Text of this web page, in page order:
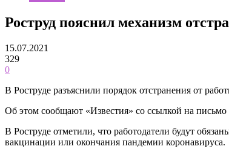
Роструд пояснил механизм
15.07.2021
329
0
В Роструде разъяснили порядок отстранения от
Об этом сообщают «Известия» со ссылкой на письмо
В Роструде отметили, что работодатели будут
вакцинации или окончания пандемии коронавируса.